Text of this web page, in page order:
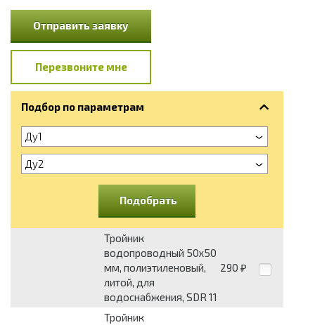
Отправить заявку
Перезвоните мне
Подбор по параметрам
Ду1
Ду2
Подобрать
Тройник
водопроводный 50x50
мм, полиэтиленовый,
литой, для
водоснабжения, SDR 11
290 ₽
Тройник